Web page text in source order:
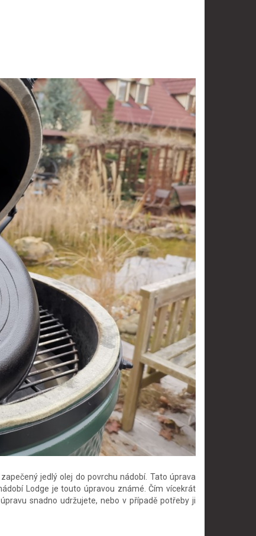
jedlý olej do povrchu nádobí. Tato úprava
Lodge je touto úpravou známé. Čím vícekrát
snadno udržujete, nebo v případě potřeby ji